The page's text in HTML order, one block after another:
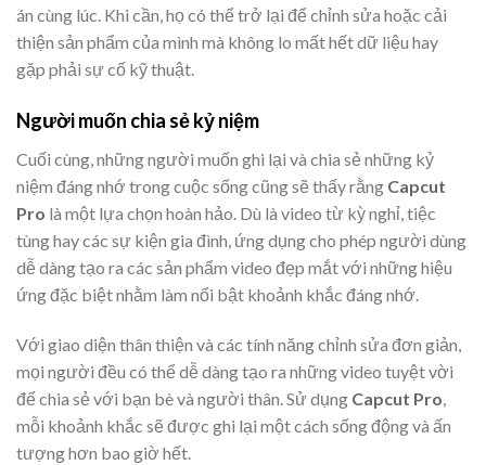
án cùng lúc. Khi cần, họ có thể trở lại để chỉnh sửa hoặc cải
thiện sản phẩm của mình mà không lo mất hết dữ liệu hay
gặp phải sự cố kỹ thuật.
Người muốn chia sẻ kỷ niệm
Cuối cùng, những người muốn ghi lại và chia sẻ những kỷ
niệm đáng nhớ trong cuộc sống cũng sẽ thấy rằng Capcut
Pro là một lựa chọn hoàn hảo. Dù là video từ kỳ nghỉ, tiệc
tùng hay các sự kiện gia đình, ứng dụng cho phép người dùng
dễ dàng tạo ra các sản phẩm video đẹp mắt với những hiệu
ứng đặc biệt nhằm làm nổi bật khoảnh khắc đáng nhớ.
Với giao diện thân thiện và các tính năng chỉnh sửa đơn giản,
mọi người đều có thể dễ dàng tạo ra những video tuyệt vời
để chia sẻ với bạn bè và người thân. Sử dụng Capcut Pro,
mỗi khoảnh khắc sẽ được ghi lại một cách sống động và ấn
tượng hơn bao giờ hết.